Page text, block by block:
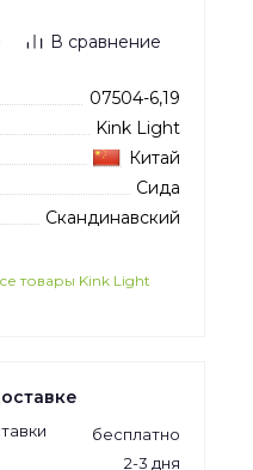
В сравнение
07504-6,19
Kink Light
Китай
Сида
Скандинавский
товары Kink Light
бесплатно
2-3 дня